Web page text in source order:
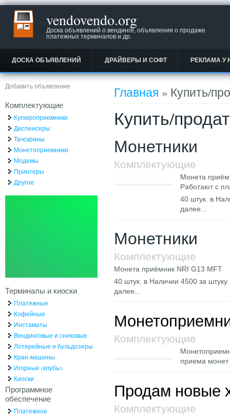
vendovendo.org
Доска объявлений о вендинге, объявления о продаже
платежных терминалов и др.
ДОСКА ОБЪЯВЛЕНИЙ ДРАЙВЕРЫ И СОФТ РЕКЛАМА У
Вы здесь
Главная » Купить/
Купить/
Монетники
Комплектующие
Монета
Работают с
40 штук. в
далее...
Монетники
Комплектующие
Монета приёмник NRI G13 MFT
40 штук. в Наличии 4500 за
далее...
Комплектующие
приема
Продам новые
Комплектующие
Добавить объявление
Комплектующие
Купюроприемники
Диспенсеры
Тачскрины
Монетоприемники
Модемы
Принтеры
Другое
Терминалы и киоски
Платежные
Кофейные
Инстаматы
Вендинговые и снековые
Лотерейные и бульдозеры
Кран-машины
Игорные (клубы)
Киоски
Программное
обеспечение
Платежное